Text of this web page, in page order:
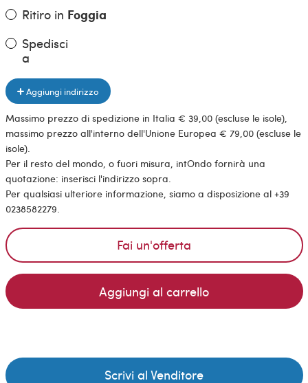
Ritiro in Foggia
Spedisci
a
Aggiungi indirizzo
Massimo prezzo di spedizione in Italia € 39,00 (escluse le isole),
massimo prezzo all'interno dell'Unione Europea € 79,00 (escluse le
isole).
Per il resto del mondo, o fuori misura, intOndo fornirà una
quotazione: inserisci l'indirizzo sopra.
Per qualsiasi ulteriore informazione, siamo a disposizione al +39
0238582279.
Fai un'offerta
Aggiungi al carrello
Scrivi al Venditore